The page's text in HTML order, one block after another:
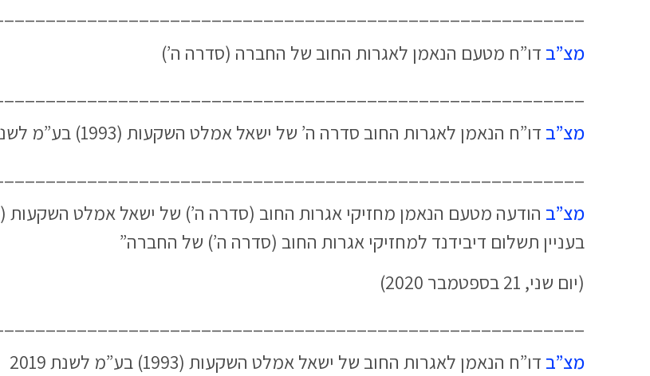
מצ”ב דו”ח מטעם הנאמן לאגרות החוב של החברה (סדרה ה’)
מצ”ב דו”ח הנאמן לאגרות החוב סדרה ה’ של ישאל אמלט השקעות (1993) בע”מ לשנת 2020
מצ”ב הודעה מטעם הנאמן מחזיקי אגרות החוב (סדרה ה’) של ישאל אמלט השקעות (1993) בע”מ (בהסדר נושים) (להלן: “
בעניין תשלום דיבידנד למחזיקי אגרות החוב (סדרה ה’) של החברה”
(יום שני, 21 בספטמבר 2020)
מצ”ב דו”ח הנאמן לאגרות החוב של ישאל אמלט השקעות (1993) בע”מ לשנת 2019